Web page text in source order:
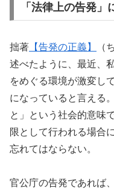
「法律上の告発」
拙著 【告発の正義】
（
述べたように、最近、
をめぐる環境が激変し
になっていると言える
と」という社会的意味
限として行われる場合
忘れてはならない。
官公庁の告発であれば